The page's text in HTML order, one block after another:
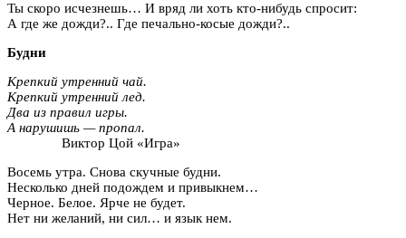
Ты скоро исчезнешь… И вряд ли хоть кто-нибудь спросит:
А где же дожди?.. Где печально-косые дожди?..
Будни
Крепкий утренний чай.
Крепкий утренний лед.
Два из правил игры.
А нарушишь — пропал.
Виктор Цой «Игра»
Восемь утра. Снова скучные будни.
Несколько дней подождем и привыкнем…
Черное. Белое. Ярче не будет.
Нет ни желаний, ни сил… и язык нем.